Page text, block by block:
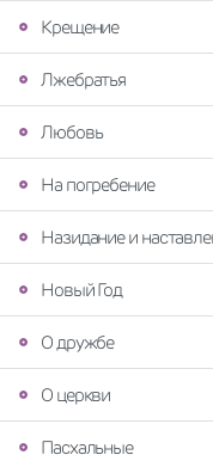
Крещение
Лжебратья
Любовь
На погребение
Назидание и
Новый Год
О дружбе
О церкви
Пасхальные